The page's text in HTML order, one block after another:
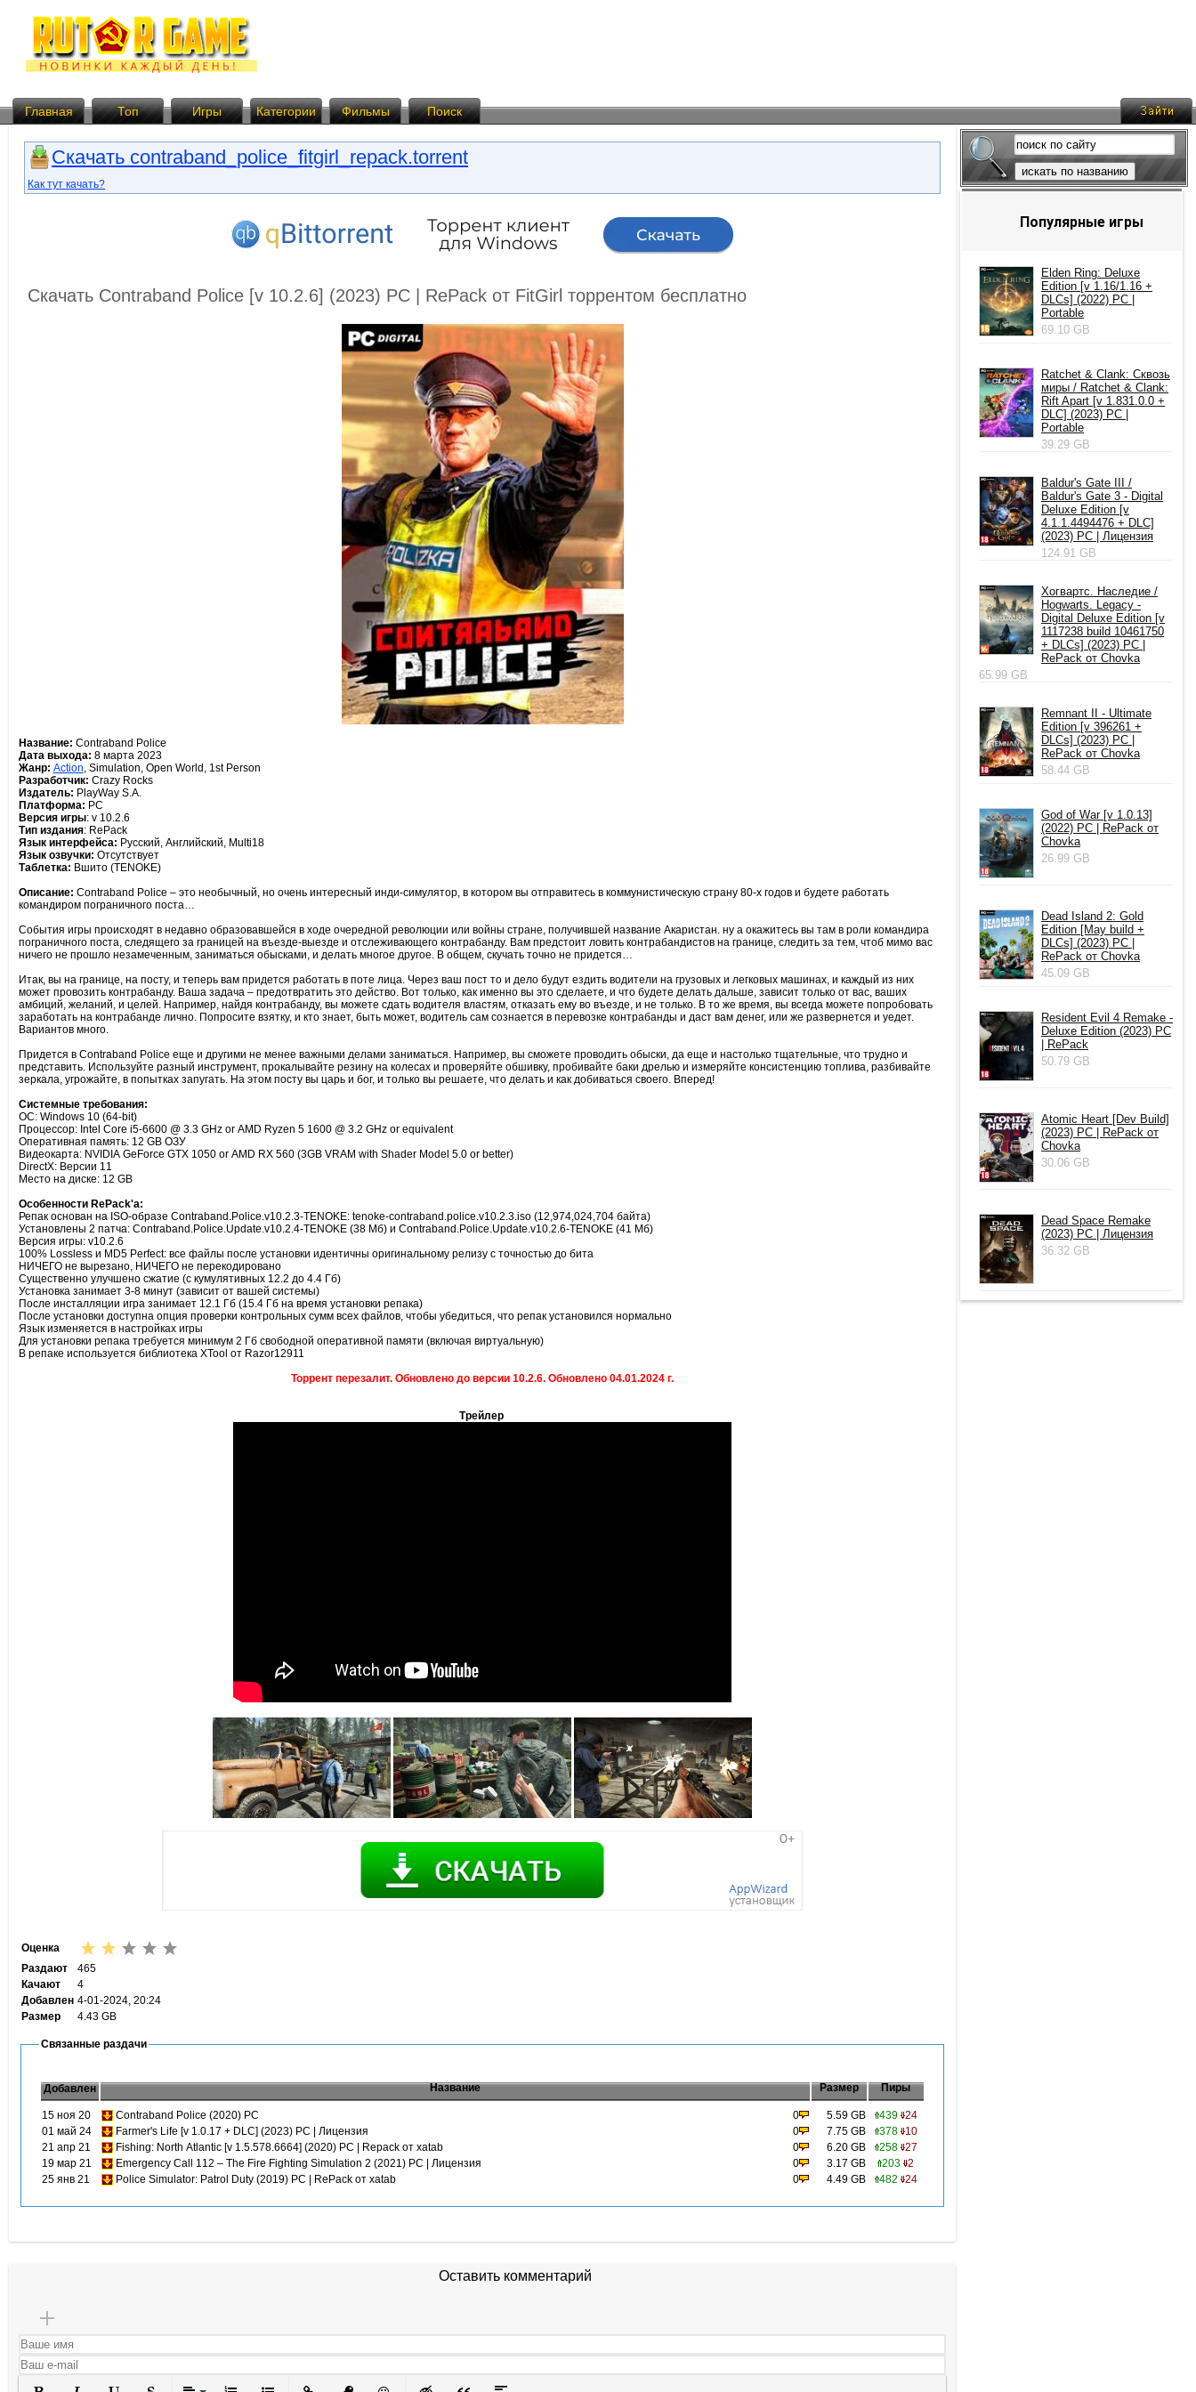
Главная Топ Игры Категории Фильмы Поиск
Скачать contraband_police_fitgirl_repack.torrent
Как тут качать?
Скачать Contraband Police [v 10.2.6] (2023) PC | RePack от FitGirl торрентом бесплатно
Название: Contraband Police
Дата выхода: 8 марта 2023
Жанр: Action, Simulation, Open World, 1st Person
Разработчик: Crazy Rocks
Издатель: PlayWay S.A.
Платформа: PC
Версия игры: v 10.2.6
Тип издания: RePack
Язык интерфейса: Русский, Английский, Multi18
Язык озвучки: Отсутствует
Таблетка: Вшито (TENOKE)
Описание: Contraband Police – это необычный, но очень интересный инди-симулятор, в котором вы отправитесь в коммунистическую страну 80-х годов и будете работать
командиром пограничного поста…
События игры происходят в недавно образовавшейся в ходе очередной революции или войны стране, получившей название Акаристан. ну а окажитесь вы там в роли командира
пограничного поста, следящего за границей на въезде-выезде и отслеживающего контрабанду. Вам предстоит ловить контрабандистов на границе, следить за тем, чтоб мимо вас
ничего не прошло незамеченным, заниматься обысками, и делать многое другое. В общем, скучать точно не придется…
Итак, вы на границе, на посту, и теперь вам придется работать в поте лица. Через ваш пост то и дело будут ездить водители на грузовых и легковых машинах, и каждый из них
может провозить контрабанду. Ваша задача – предотвратить это действо. Вот только, как именно вы это сделаете, и что будете делать дальше, зависит только от вас, ваших
амбиций, желаний, и целей. Например, найдя контрабанду, вы можете сдать водителя властям, отказать ему во въезде, и не только. В то же время, вы всегда можете попробовать
заработать на контрабанде лично. Попросите взятку, и кто знает, быть может, водитель сам сознается в перевозке контрабанды и даст вам денег, или же развернется и уедет.
Вариантов много.
Придется в Contraband Police еще и другими не менее важными делами заниматься. Например, вы сможете проводить обыски, да еще и настолько тщательные, что трудно и
представить. Используйте разный инструмент, прокалывайте резину на колесах и проверяйте обшивку, пробивайте баки дрелью и измеряйте консистенцию топлива, разбивайте
зеркала, угрожайте, в попытках запугать. На этом посту вы царь и бог, и только вы решаете, что делать и как добиваться своего. Вперед!
Системные требования:
ОС: Windows 10 (64-bit)
Процессор: Intel Core i5-6600 @ 3.3 GHz or AMD Ryzen 5 1600 @ 3.2 GHz or equivalent
Оперативная память: 12 GB ОЗУ
Видеокарта: NVIDIA GeForce GTX 1050 or AMD RX 560 (3GB VRAM with Shader Model 5.0 or better)
DirectX: Версии 11
Место на диске: 12 GB
Особенности RePack'а:
Репак основан на ISO-образе Contraband.Police.v10.2.3-TENOKE: tenoke-contraband.police.v10.2.3.iso (12,974,024,704 байта)
Установлены 2 патча: Contraband.Police.Update.v10.2.4-TENOKE (38 Мб) и Contraband.Police.Update.v10.2.6-TENOKE (41 Мб)
Версия игры: v10.2.6
100% Lossless и MD5 Perfect: все файлы после установки идентичны оригинальному релизу с точностью до бита
НИЧЕГО не вырезано, НИЧЕГО не перекодировано
Существенно улучшено сжатие (с кумулятивных 12.2 до 4.4 Гб)
Установка занимает 3-8 минут (зависит от вашей системы)
После инсталляции игра занимает 12.1 Гб (15.4 Гб на время установки репака)
После установки доступна опция проверки контрольных сумм всех файлов, чтобы убедиться, что репак установился нормально
Язык изменяется в настройках игры
Для установки репака требуется минимум 2 Гб свободной оперативной памяти (включая виртуальную)
В репаке используется библиотека XTool от Razor12911
Торрент перезалит. Обновлено до версии 10.2.6. Обновлено 04.01.2024 г.
Трейлер
Оценка
Раздают
465
Качают
4
Добавлен 4-01-2024, 20:24
Размер
4.43 GB
Связанные раздачи
Добавлен Название Размер Пиры
15 ноя 20 Contraband Police (2020) PC 0 5.59 GB 439 24
01 май 24
Farmer's Life [v 1.0.17 + DLC] (2023) PC | Лицензия 0 7.75 GB 378 10
21 апр 21
Fishing: North Atlantic [v 1.5.578.6664] (2020) PC | Repack от xatab 0 6.20 GB 258 27
19 мар 21
Emergency Call 112 – The Fire Fighting Simulation 2 (2021) PC | Лицензия 0 3.17 GB 203 2
25 янв 21
Police Simulator: Patrol Duty (2019) PC | RePack от xatab 0 4.49 GB 482 24
Оставить комментарий
искать по названию
Популярные игры
Elden Ring: Deluxe
Edition [v 1.16/1.16 +
DLCs] (2022) PC |
Portable
69.10 GB
Ratchet & Clank: Сквозь
миры / Ratchet & Clank:
Rift Apart [v 1.831.0.0 +
DLC] (2023) PC |
Portable
39.29 GB
Baldur's Gate III /
Baldur's Gate 3 - Digital
Deluxe Edition [v
4.1.1.4494476 + DLC]
(2023) PC | Лицензия
124.91 GB
Хогвартс. Наследие /
Hogwarts. Legacy -
Digital Deluxe Edition [v
1117238 build 10461750
+ DLCs] (2023) PC |
RePack от Chovka
65.99 GB
Remnant II - Ultimate
Edition [v 396261 +
DLCs] (2023) PC |
RePack от Chovka
58.44 GB
God of War [v 1.0.13]
(2022) PC | RePack от
Chovka
26.99 GB
Dead Island 2: Gold
Edition [May build +
DLCs] (2023) PC |
RePack от Chovka
45.09 GB
Resident Evil 4 Remake -
Deluxe Edition (2023) PC
| RePack
50.79 GB
Atomic Heart [Dev Build]
(2023) PC | RePack от
Chovka
30.06 GB
Dead Space Remake
(2023) PC | Лицензия
36.32 GB